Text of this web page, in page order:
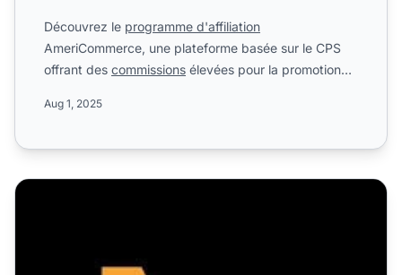
Découvrez le programme d'affiliation
AmeriCommerce, une plateforme basée sur le CPS
offrant des commissions élevées pour la promotion
Aug 1, 2025
Modèles eCommerce